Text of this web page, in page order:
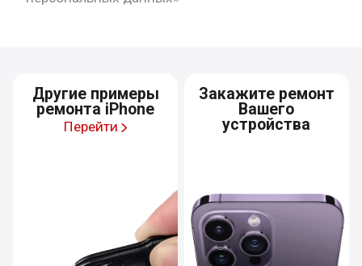
Другие примеры
ремонта iPhone
Перейти
Закажите ремонт
Вашего
устройства